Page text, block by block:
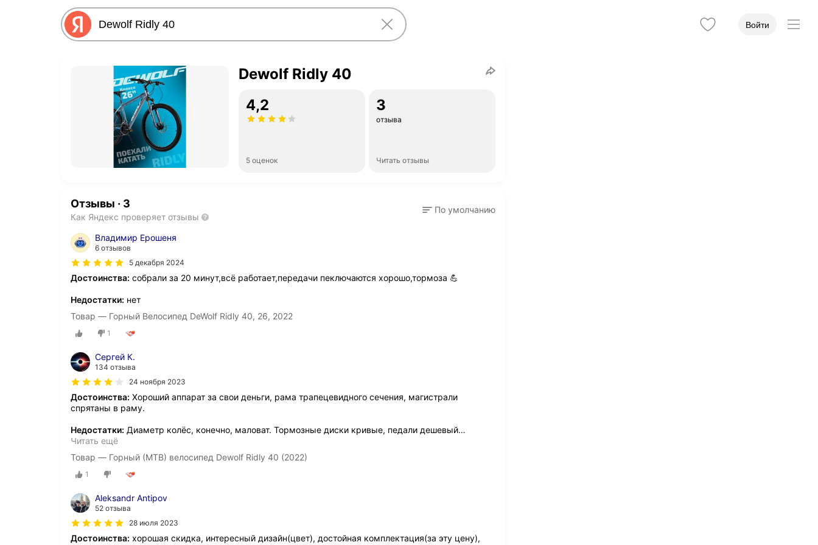
Войти
Dewolf Ridly 40
4,2
5 оценок
3
отзыва
Читать отзывы
Отзывы · 3
Как Яндекс проверяет отзывы
По умолчанию
Владимир Ерошеня
6 отзывов
5 декабря 2024
Достоинства: собрали за 20 минут,всё работает,передачи пеключаются хорошо,тормоза 💪
Недостатки: нет
Товар — Горный Велосипед DeWolf Ridly 40, 26, 2022
1
Сергей К.
134 отзыва
24 ноября 2023
Достоинства: Хороший аппарат за свои деньги, рама трапецевидного сечения, магистрали
спрятаны в раму.
Недостатки: Диаметр колёс, конечно, маловат. Тормозные диски кривые, педали дешевый…
Читать ещё
Товар — Горный (MTB) велосипед Dewolf Ridly 40 (2022)
1
Aleksandr Antipov
52 отзыва
28 июля 2023
Достоинства: хорошая скидка, интересный дизайн(цвет), достойная комплектация(за эту цену),